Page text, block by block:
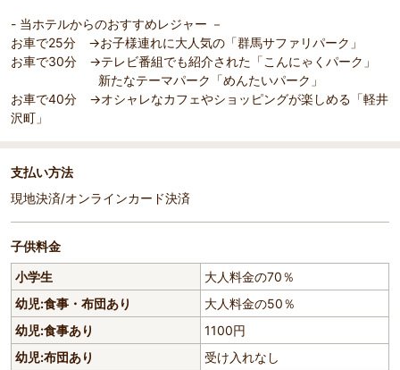
- 当ホテルからのおすすめレジャー －
お車で25分 →お子様連れに大人気の「群馬サファリパーク」
お車で30分 →テレビ番組でも紹介された「こんにゃくパーク」
新たなテーマパーク「めんたいパーク」
お車で40分 →オシャレなカフェやショッピングが楽しめる「軽井
沢町」
支払い方法
現地決済/オンラインカード決済
子供料金
小学生
大人料金の70％
幼児:食事・布団あり
大人料金の50％
幼児:食事あり
1100円
幼児:布団あり
受け入れなし